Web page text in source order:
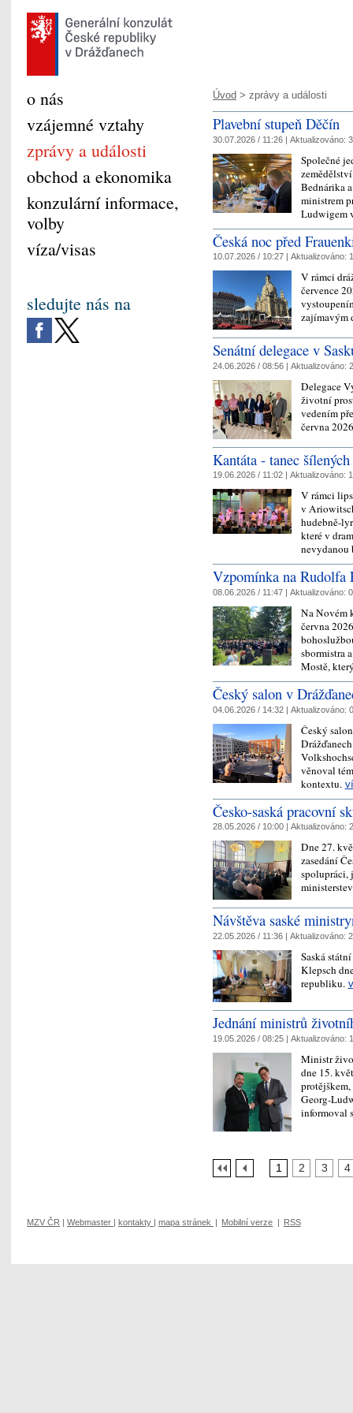
Úvod > zprávy a události
Plavební stupeň Děčín
30.07.2026 / 11:26 | Aktualizováno:
Společné
Bednárika
ministrem
Ludwigem
Česká noc před
10.07.2026 / 10:27 | Aktualizováno:
V rámci
července
zajímavým
Senátní delegace v
24.06.2026 / 08:56 | Aktualizováno:
Delegace
životní
vedením
června
Kantáta - tanec
19.06.2026 / 11:02 | Aktualizováno:
V rámci
v
hudebně-
které v
Vzpomínka na Rudolfa
08.06.2026 / 11:47 | Aktualizováno:
Na Novém
června
sbormistra
Mostě,
Český salon v
04.06.2026 / 14:32 | Aktualizováno:
Český
věnoval
kontextu.
Česko-saská pracovní
28.05.2026 / 10:00 | Aktualizováno:
Dne 27.
zasedání
spolupráci,
Návštěva saské
22.05.2026 / 11:36 | Aktualizováno:
Saská
Klepsch
republiku.
Jednání ministrů
19.05.2026 / 08:25 | Aktualizováno:
Ministr
dne 15.
Georg-
informoval
1 2 3 4
o nás
vzájemné vztahy
zprávy a události
obchod a ekonomika
konzulární informace,
volby
víza/visas
sledujte nás na
MZV ČR Webmaster kontakty mapa stránek Mobilní verze RSS